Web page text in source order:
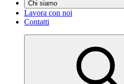
Chi siamo
Lavora con noi
Contatti